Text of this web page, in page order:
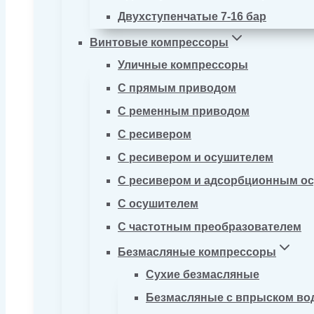
Двухступенчатые 7-16 бар
Винтовые компрессоры
Уличные компрессоры
С прямым приводом
С ременным приводом
С ресивером
С ресивером и осушителем
С ресивером и адсорбционным
С осушителем
С частотным преобразователем
Безмасляные компрессоры
Сухие безмасляные
Безмасляные с впрыском